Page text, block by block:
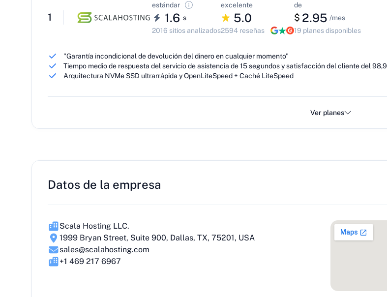
1
estándar
1.6 s
2016 sitios analizados
excelente
5.0
2594 reseñas
de
$ 2.95 /mes
19 planes disponibles
"Garantía incondicional de devolución del dinero en cualquier momento"
Tiempo medio de respuesta del servicio de asistencia de 15 segundos y satisfacción del cliente del 98,9
Arquitectura NVMe SSD ultrarrápida y OpenLiteSpeed + Caché LiteSpeed
Ver planes
Datos de la empresa
Scala Hosting LLC.
1999 Bryan Street, Suite 900, Dallas, TX, 75201, USA
sales@scalahosting.com
+1 469 217 6967